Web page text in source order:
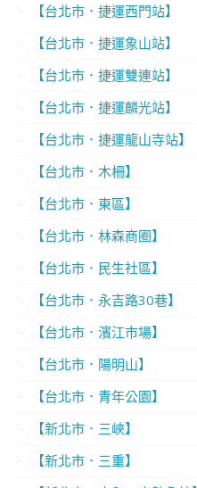
【台北市．捷運西門站】
【台北市．捷運象山站】
【台北市．捷運雙連站】
【台北市．捷運麟光站】
【台北市．捷運龍山寺站】
【台北市．木柵】
【台北市．東區】
【台北市．林森商圈】
【台北市．民生社區】
【台北市．永吉路30巷】
【台北市．濱江市場】
【台北市．陽明山】
【台北市．青年公園】
【新北市．三峽】
【新北市．三重】